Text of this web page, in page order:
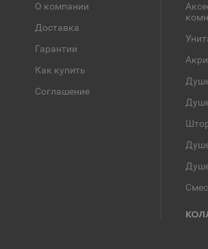
О компании
Доставка
Гарантии
Как купить
Соглашение